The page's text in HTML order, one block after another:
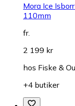
Mora Ice
110mm
fr.
2 199 kr
hos Fiske &
+4 butiker